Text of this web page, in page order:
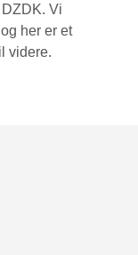
Vi
her er et
videre.